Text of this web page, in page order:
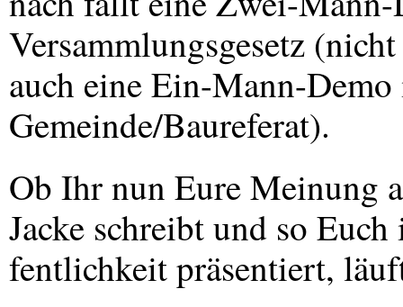
Versammlungsgesetz
auch eine Ein-Mann-
Gemeinde/Baureferat).
Ob Ihr nun Eure Meinung
Jacke schreibt und so
fentlichkeit präsentiert,